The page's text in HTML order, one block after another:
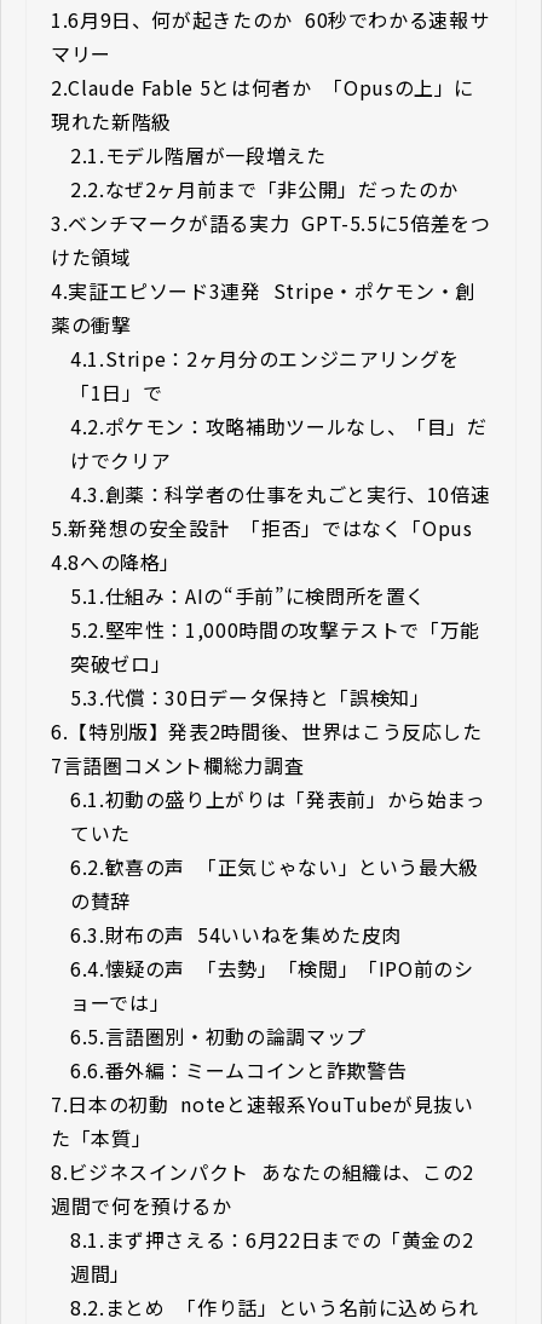
1.6月9日、何が起きたのか ―― 60秒でわかる速報サ
マリー
2.Claude Fable 5とは何者か ―― 「Opusの上」に
現れた新階級
2.1.モデル階層が一段増えた
2.2.なぜ2ヶ月前まで「非公開」だったのか
3.ベンチマークが語る実力 ―― GPT-5.5に5倍差をつ
けた領域
4.実証エピソード3連発 ―― Stripe・ポケモン・創
薬の衝撃
4.1.Stripe：2ヶ月分のエンジニアリングを
「1日」で
4.2.ポケモン：攻略補助ツールなし、「目」だ
けでクリア
4.3.創薬：科学者の仕事を丸ごと実行、10倍速
5.新発想の安全設計 ―― 「拒否」ではなく「Opus
4.8への降格」
5.1.仕組み：AIの“手前”に検問所を置く
5.2.堅牢性：1,000時間の攻撃テストで「万能
突破ゼロ」
5.3.代償：30日データ保持と「誤検知」
6. 【特別版】発表2時間後、世界はこう反応した ――
7言語圏コメント欄総力調査
6.1.初動の盛り上がりは「発表前」から始まっ
ていた
6.2.歓喜の声 ―― 「正気じゃない」という最大級
の賛辞
6.3.財布の声 ―― 54いいねを集めた皮肉
6.4.懐疑の声 ―― 「去勢」「検閲」「IPO前のシ
ョーでは」
6.5.言語圏別・初動の論調マップ
6.6.番外編：ミームコインと詐欺警告
7.日本の初動 ―― noteと速報系YouTubeが見抜い
た「本質」
8.ビジネスインパクト ―― あなたの組織は、この2
週間で何を預けるか
8.1. まず押さえる：6月22日までの「黄金の2
週間」
8.2. まとめ ―― 「作り話」という名前に込められ